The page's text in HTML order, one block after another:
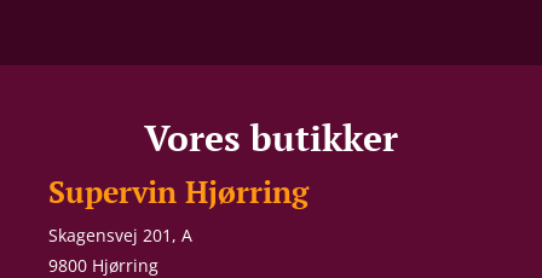
Vores butikker
Supervin Hjørring
Skagensvej 201, A
9800 Hjørring